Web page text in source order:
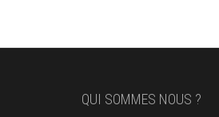
QUI SOMMES NOUS ?